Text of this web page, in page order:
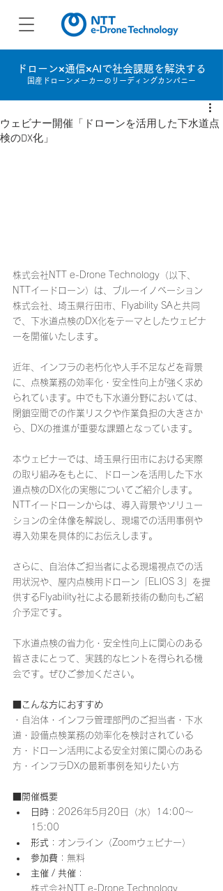
ドローン×通信×AIで社会課題を解決する
国産ドローンメーカーのリーディングカンパニー
ウェビナー開催「ドローンを活用した下水道点
検のDX化」
株式会社NTT e-Drone Technology（以下、
NTTイードローン）は、ブルーイノベーション
株式会社、埼玉県行田市、Flyability SAと共同
で、下水道点検のDX化をテーマとしたウェビナ
ーを開催いたします。
近年、インフラの老朽化や人手不足などを背景
に、点検業務の効率化・安全性向上が強く求め
られています。中でも下水道分野においては、
閉鎖空間での作業リスクや作業負担の大きさか
ら、DXの推進が重要な課題となっています。
本ウェビナーでは、埼玉県行田市における実際
の取り組みをもとに、ドローンを活用した下水
道点検のDX化の実態についてご紹介します。
NTTイードローンからは、導入背景やソリュー
ションの全体像を解説し、現場での活用事例や
導入効果を具体的にお伝えします。
さらに、自治体ご担当者による現場視点での活
用状況や、屋内点検用ドローン「ELIOS 3」を提
供するFlyability社による最新技術の動向もご紹
介予定です。
下水道点検の省力化・安全性向上に関心のある
皆さまにとって、実践的なヒントを得られる機
会です。ぜひご参加ください。
■こんな方におすすめ
・自治体・インフラ管理部門のご担当者・下水
道・設備点検業務の効率化を検討されている
方・ドローン活用による安全対策に関心のある
方・インフラDXの最新事例を知りたい方
■開催概要
日時 ：2026年5月20日（水）14:00～
15:00
形式 ：オンライン（Zoomウェビナー）
参加費 ：無料
主催 / 共催 ：
株式会社NTT e-Drone Technology